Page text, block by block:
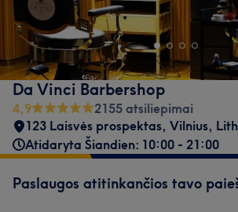
Da Vinci Barbershop
4,9
2155 atsiliepimai
123 Laisvės prospektas, Vilnius,
Atidaryta Šiandien: 10:00 - 21:00
Paslaugos atitinkančios tavo